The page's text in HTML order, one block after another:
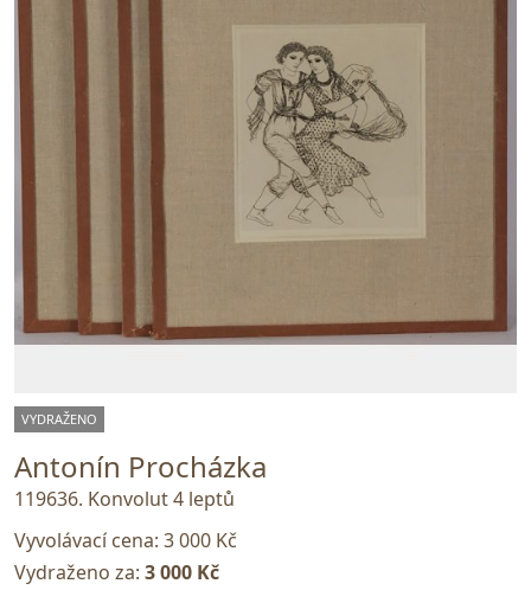
VYDRAŽENO
Antonín Procházka
119636. Konvolut 4 leptů
Vyvolávací cena: 3 000 Kč
Vydraženo za: 3 000 Kč